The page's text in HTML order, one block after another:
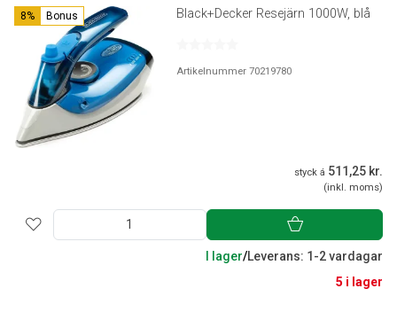
8% Bonus Black+Decker Resejärn 1000W, blå
Artikelnummer 70219780
styck á 511,25 kr.
(inkl. moms)
I lager/Leverans: 1-2 vardagar
5 i lager